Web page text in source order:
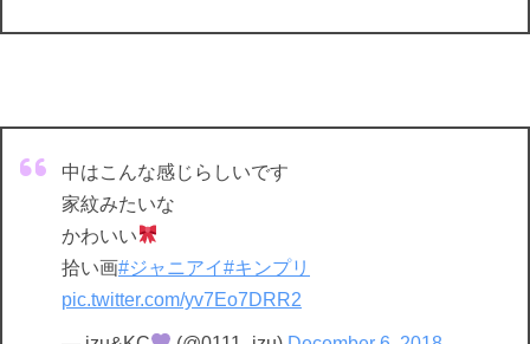
中はこんな感じらしいです
家紋みたいな
かわいい
拾い画#ジャニアイ#キンプリ
pic.twitter.com/yv7Eo7DRR2